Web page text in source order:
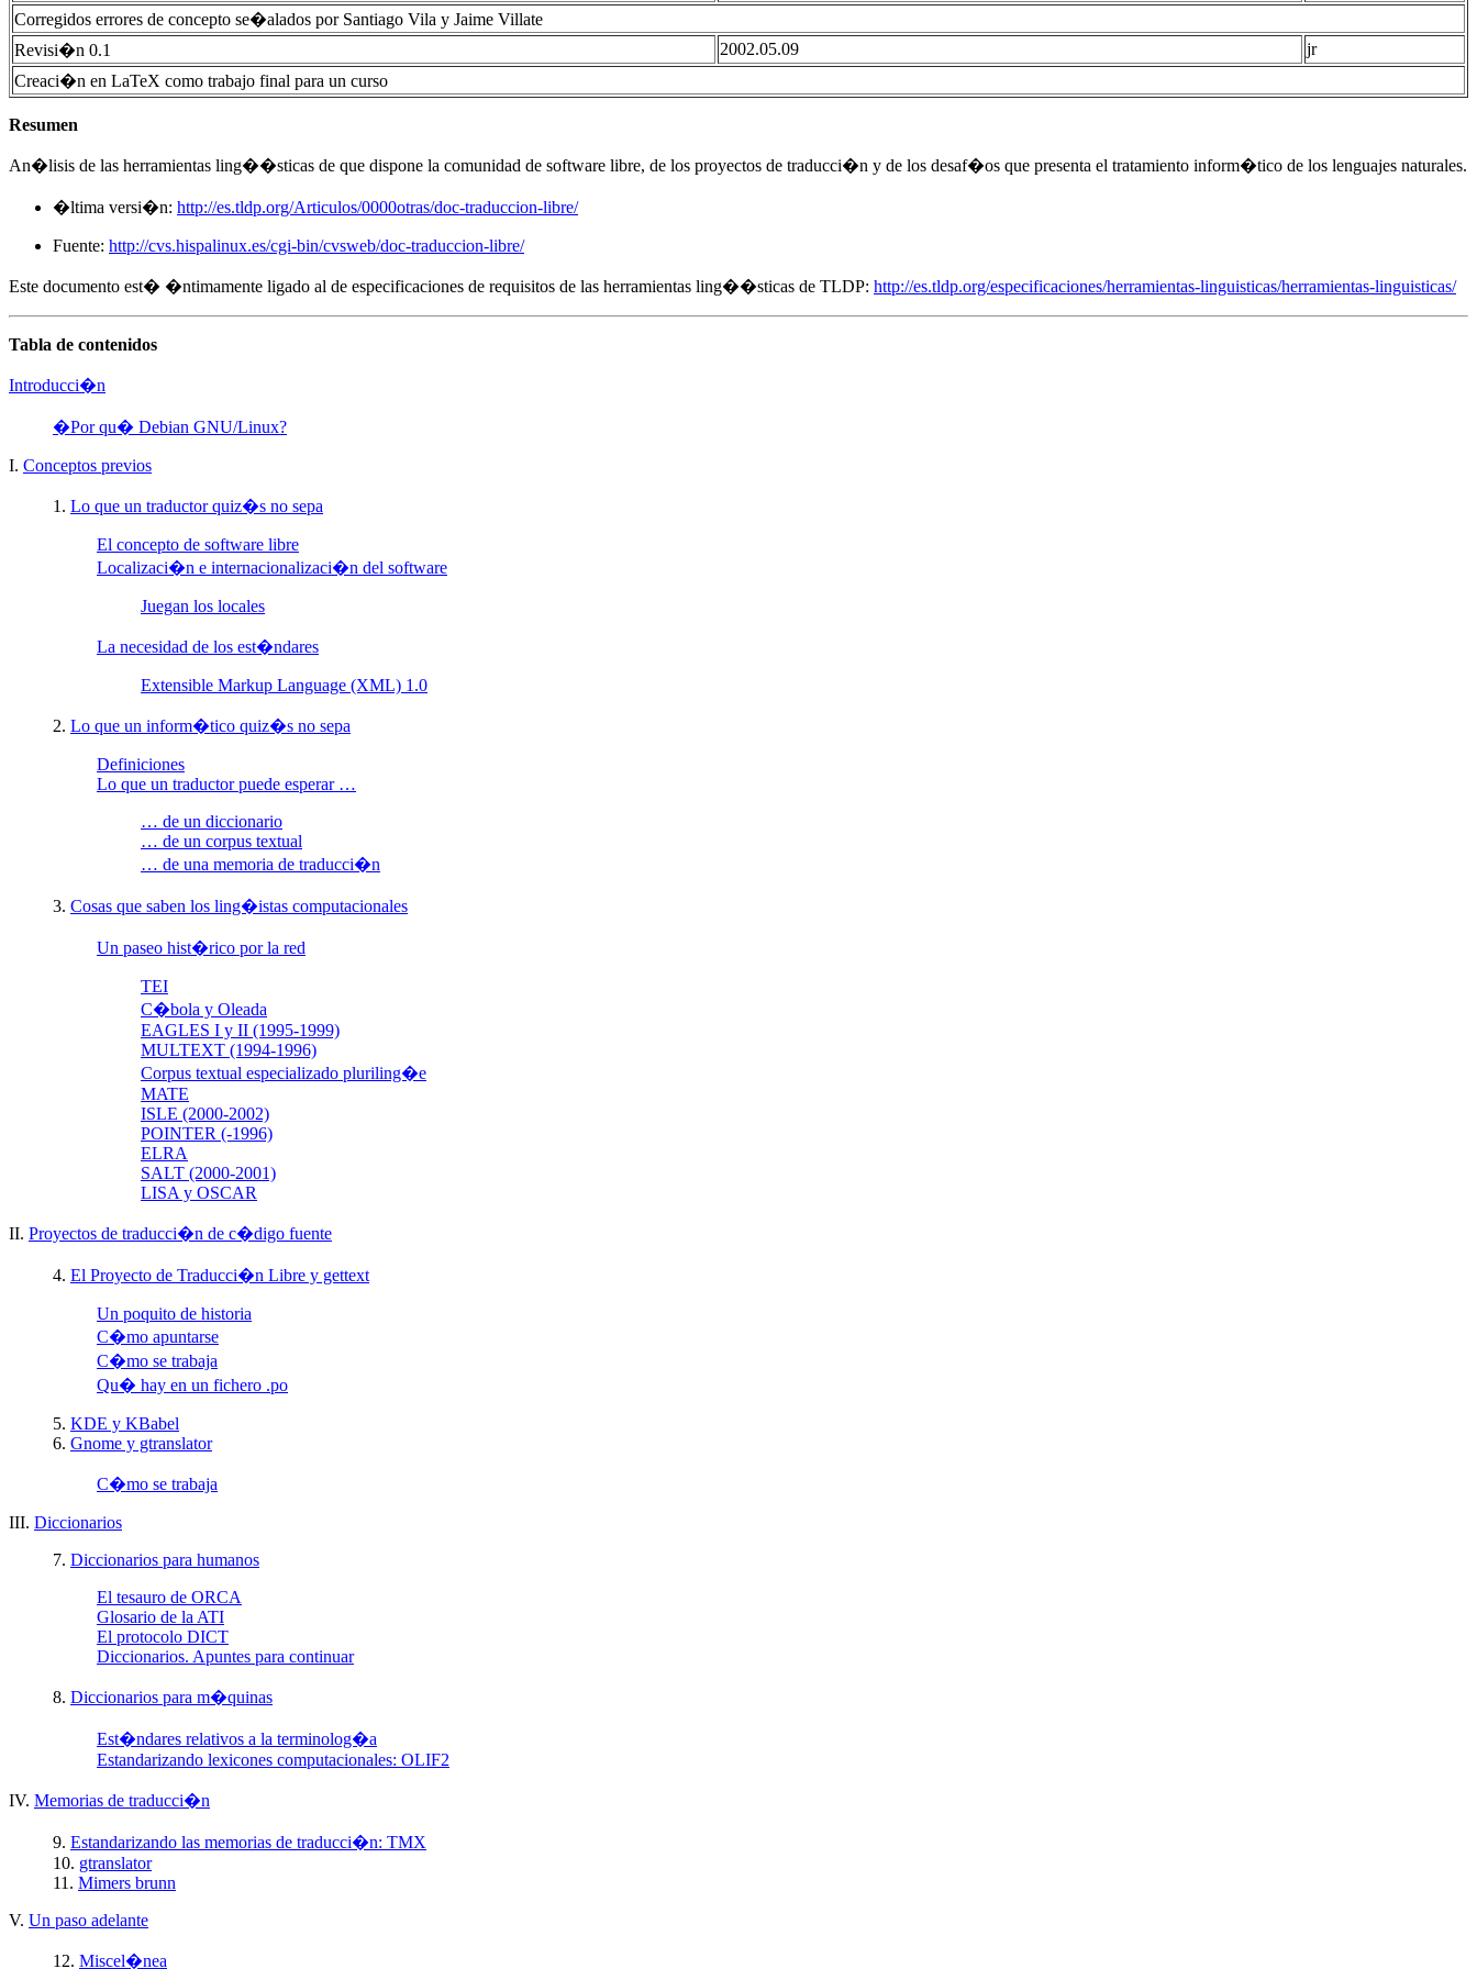
Corregidos errores de concepto se�alados por Santiago Vila y Jaime Villate
Revisi�n 0.1
2002.05.09
jr
Creaci�n en LaTeX como trabajo final para un curso
Resumen
An�lisis de las herramientas ling��sticas de que dispone la comunidad de software libre, de los proyectos de traducci�n y de los desaf�os que presenta el tratamiento inform�tico de los lenguajes naturales.
�ltima versi�n: http://es.tldp.org/Articulos/0000otras/doc-traduccion-libre/
Fuente: http://cvs.hispalinux.es/cgi-bin/cvsweb/doc-traduccion-libre/
Este documento est� �ntimamente ligado al de especificaciones de requisitos de las herramientas ling��sticas de TLDP: http://es.tldp.org/especificaciones/herramientas-linguisticas/herramientas-linguisticas/
Tabla de contenidos
Introducci�n
�Por qu� Debian GNU/Linux?
I. Conceptos previos
1. Lo que un traductor quiz�s no sepa
El concepto de software libre
Localizaci�n e internacionalizaci�n del software
Juegan los locales
La necesidad de los est�ndares
Extensible Markup Language (XML) 1.0
2. Lo que un inform�tico quiz�s no sepa
Definiciones
Lo que un traductor puede esperar …
… de un diccionario
… de un corpus textual
… de una memoria de traducci�n
3. Cosas que saben los ling�istas computacionales
Un paseo hist�rico por la red
TEI
C�bola y Oleada
EAGLES I y II (1995-1999)
MULTEXT (1994-1996)
Corpus textual especializado pluriling�e
MATE
ISLE (2000-2002)
POINTER (-1996)
ELRA
SALT (2000-2001)
LISA y OSCAR
II. Proyectos de traducci�n de c�digo fuente
4. El Proyecto de Traducci�n Libre y gettext
Un poquito de historia
C�mo apuntarse
C�mo se trabaja
Qu� hay en un fichero .po
5. KDE y KBabel
6. Gnome y gtranslator
C�mo se trabaja
III. Diccionarios
7. Diccionarios para humanos
El tesauro de ORCA
Glosario de la ATI
El protocolo DICT
Diccionarios. Apuntes para continuar
8. Diccionarios para m�quinas
Est�ndares relativos a la terminolog�a
Estandarizando lexicones computacionales: OLIF2
IV. Memorias de traducci�n
9. Estandarizando las memorias de traducci�n: TMX
10. gtranslator
11. Mimers brunn
V. Un paso adelante
12. Miscel�nea